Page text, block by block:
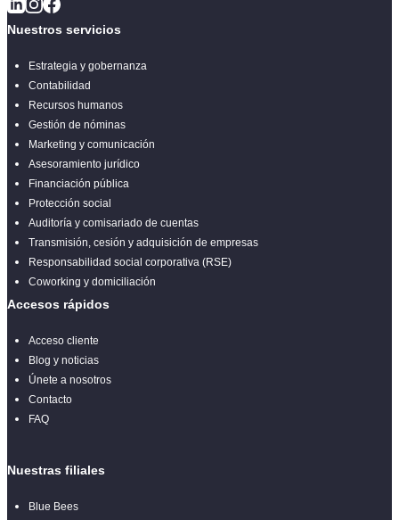
Nuestros servicios
Estrategia y gobernanza
Contabilidad
Recursos humanos
Gestión de nóminas
Marketing y comunicación
Asesoramiento jurídico
Financiación pública
Protección social
Auditoría y comisariado de cuentas
Transmisión, cesión y adquisición de empresas
Responsabilidad social corporativa (RSE)
Coworking y domiciliación
Accesos rápidos
Acceso cliente
Blog y noticias
Únete a nosotros
Contacto
FAQ
Nuestras filiales
Blue Bees